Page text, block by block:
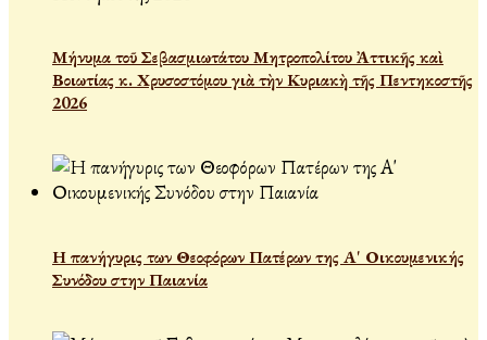
Μήνυμα τοῦ Σεβασμιωτάτου Μητροπολίτου Ἀττικῆς καὶ
Βοιωτίας κ. Χρυσοστόμου γιὰ τὴν Κυριακὴ τῆς Πεντηκοστῆς
2026
Η πανήγυρις των Θεοφόρων Πατέρων της Α' Οικουμενικής
Συνόδου στην Παιανία